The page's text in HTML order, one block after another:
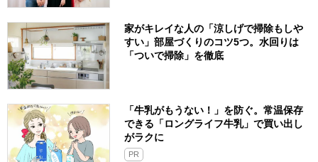
家がキレイな人の「涼しげで掃除もしや
すい」部屋づくりのコツ5つ。水回りは
「ついで掃除」を徹底
「牛乳がもうない！」を防ぐ。常温保存
できる「ロングライフ牛乳」で買い出し
がラクに
PR